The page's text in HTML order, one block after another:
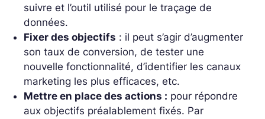
suivre et l’outil utilisé pour le traçage de
données.
Fixer des objectifs : il peut s’agir d’augmenter
son taux de conversion, de tester une
nouvelle fonctionnalité, d’identifier les canaux
marketing les plus efficaces, etc.
Mettre en place des actions : pour répondre
aux objectifs préalablement fixés. Par